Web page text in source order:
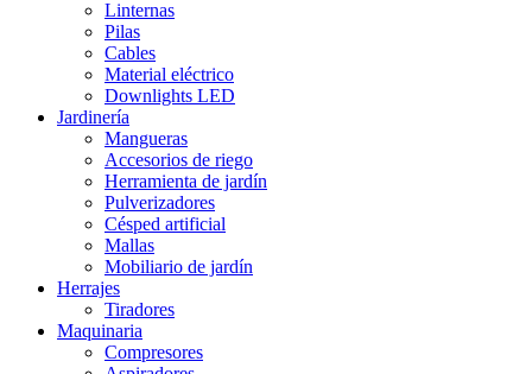
Linternas
Pilas
Cables
Material eléctrico
Downlights LED
Jardinería
Mangueras
Accesorios de riego
Herramienta de jardín
Pulverizadores
Césped artificial
Mallas
Mobiliario de jardín
Herrajes
Tiradores
Maquinaria
Compresores